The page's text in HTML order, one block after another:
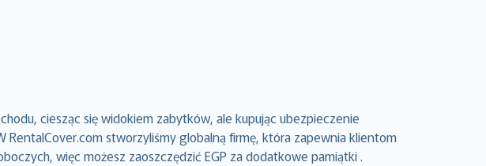
ciesząc się widokiem zabytków, ale kupując ubezpieczenie
stworzyliśmy globalną firmę, która zapewnia klientom
więc możesz zaoszczędzić EGP za dodatkowe pamiątki .